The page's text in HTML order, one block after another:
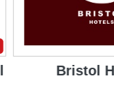
Bristol